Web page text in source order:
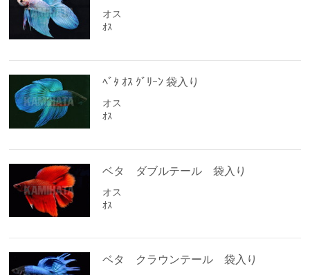
オス
ｵｽ
ﾍﾞﾀ ｵｽ ｸﾞﾘｰﾝ 袋入り
オス
ｵｽ
ベタ ダブルテール 袋入り
オス
ｵｽ
ベタ クラウンテール 袋入り